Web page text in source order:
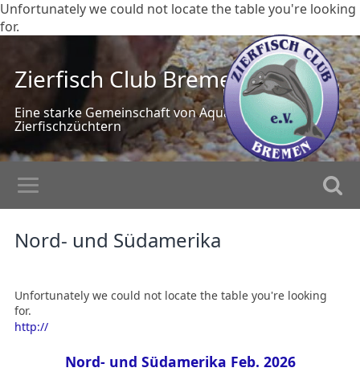
Unfortunately we could not locate the table you're looking
for.
Zierfisch Club Bremen
Eine starke Gemeinschaft von Aquarianern und
Zierfischzüchtern
Nord- und Südamerika
Unfortunately we could not locate the table you're looking
for.
http://
Nord- und Südamerika Feb. 2026